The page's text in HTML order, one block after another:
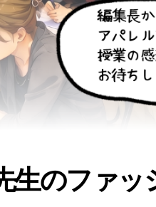
生のファッ